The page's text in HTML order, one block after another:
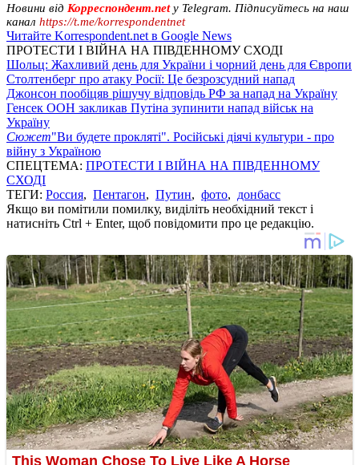
Новини від Корреспондент.netу Telegram. Підписуйтесь на наш
канал https://t.me/korrespondentnet
Читайте Korrespondent.net в Google News
ПРОТЕСТИ І ВІЙНА НА ПІВДЕННОМУ СХОДІ
Шольц: Жахливий день для України і чорний день для Європи
Столтенберг про атаку Росії: Це безрозсудний напад
Джонсон пообіцяв рішучу відповідь РФ за напад на Україну
Генсек ООН закликав Путіна зупинити напад військ на
Україну
Сюжет"Ви будете прокляті". Російські діячі культури - про
війну з Україною
СПЕЦТЕМА: ПРОТЕСТИ І ВІЙНА НА ПІВДЕННОМУ
СХОДІ
ТЕГИ: Россия, Пентагон, Путин, фото, донбасс
Якщо ви помітили помилку, виділіть необхідний текст і
натисніть Ctrl + Enter, щоб повідомити про це редакцію.